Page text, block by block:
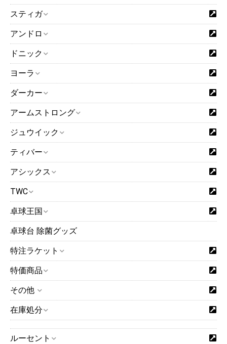
スティガ
アンドロ
ドニック
ヨーラ
ダーカー
アームストロング
ジュウイック
ティバー
アシックス
TWC
卓球王国
卓球台 除菌グッズ
特注ラケット
特価商品
その他
在庫処分
ルーセント